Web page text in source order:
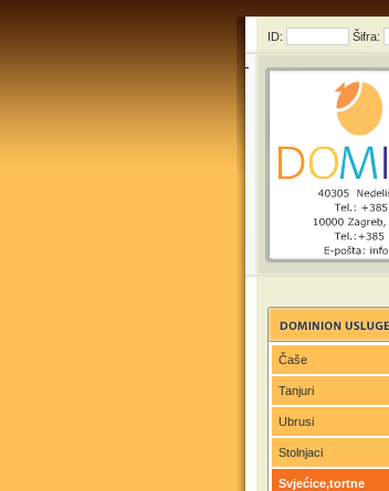
ID: Šifra:
Čaše
Tanjuri
Ubrusi
Stolnjaci
Svjećice,tortne